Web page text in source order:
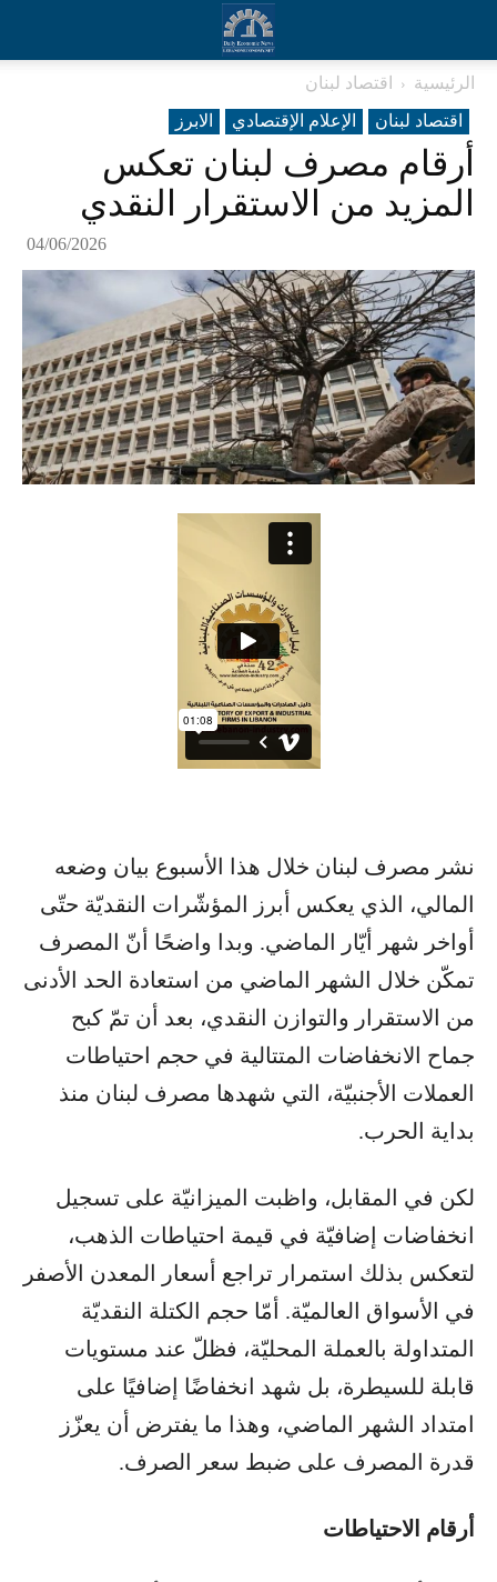
الرئيسية
اقتصاد لبنان
اقتصاد لبنان
الإعلام الإقتصادي الابرز
أرقام مصرف لبنان تعكس
المزيد من الاستقرار النقدي
04/06/2026
نشر مصرف لبنان خلال هذا الأسبوع بيان وضعه
المالي، الذي يعكس أبرز المؤشّرات النقديّة حتّى
أواخر شهر أيّار الماضي. وبدا واضحًا أنّ المصرف
تمكّن خلال الشهر الماضي من استعادة الحد الأدنى
من الاستقرار والتوازن النقدي، بعد أن تمّ كبح
جماح الانخفاضات المتتالية في حجم احتياطات
العملات الأجنبيّة، التي شهدها مصرف لبنان منذ
بداية الحرب.
لكن في المقابل، واظبت الميزانيّة على تسجيل
انخفاضات إضافيّة في قيمة احتياطات الذهب،
لتعكس بذلك استمرار تراجع أسعار المعدن الأصفر
في الأسواق العالميّة. أمّا حجم الكتلة النقديّة
المتداولة بالعملة المحليّة، فظلّ عند مستويات
قابلة للسيطرة، بل شهد انخفاضًا إضافيًا على
امتداد الشهر الماضي، وهذا ما يفترض أن يعزّز
قدرة المصرف على ضبط سعر الصرف.
أرقام الاحتياطات